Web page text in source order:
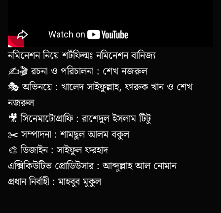
নমিনেশন নিয়ে শর্টফিল্মঃ নমিনেশন বানিজ্য
✍️🎬 রচনা ও পরিচালনা : শেখ নজরুল
🎭 অভিনয়ে : খালেদ সাইফুল্লাহ, ফারুক খান ও শেখ
নজরুল
🎥 সিনেমাটোগ্রাফি : রাশেদুল ইসলাম টিটু
✂️ সম্পাদনা : শামছুল আলম বকুল
🎨 ডিজাইন : সাইফুল ফরহাদ
এক্সিকিউটিভ প্রোডিউসার : আব্দুল্লাহ আল নোমান
প্রধান নির্বাহী : মাহবুব মুকুল